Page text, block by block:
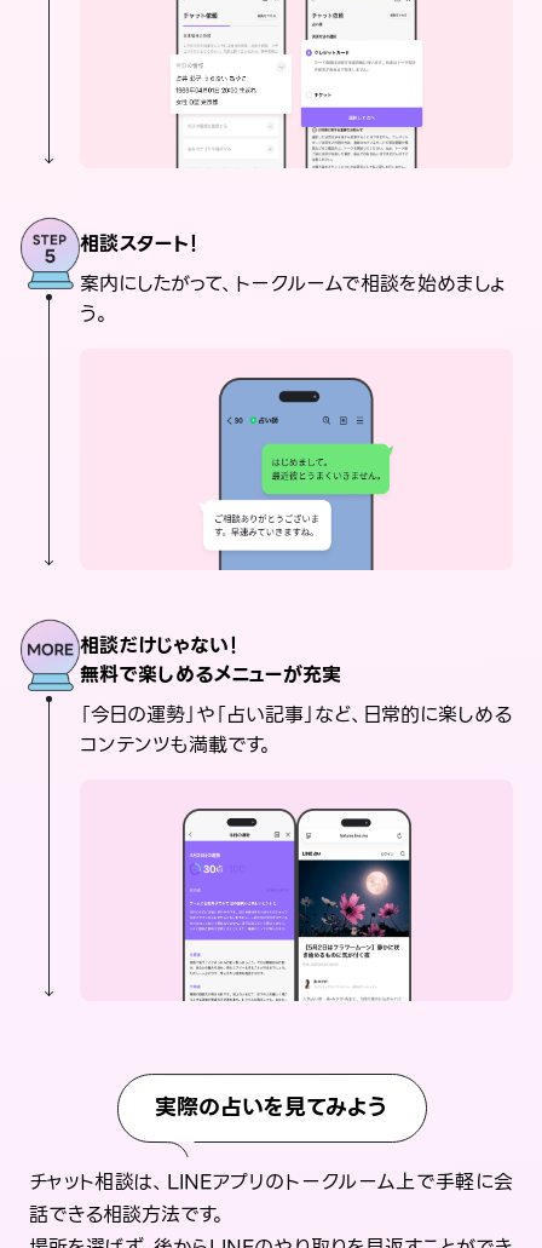
相談スタート！
案内にしたがって、トークルームで相談を始めましょ
う。
相談だけじゃない！
無料で楽しめるメニューが充実
「今日の運勢」や「占い記事」など、日常的に楽しめる
コンテンツも満載です。
実際の占いを見てみよう
チャット相談は、LINEアプリのトークルーム上で手軽に会
話できる相談方法です。